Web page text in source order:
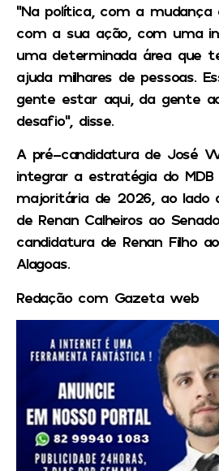
“Na política, com a mudança
com a sua ação, com uma
uma determinada área que
ajuda milhares de pessoas.
gente estar aqui, da gente
desafio”, disse.
A pré-candidatura de José
integrar a estratégia do
majoritária de 2026, ao lado
de Renan Calheiros ao
candidatura de Renan Filho
Alagoas.
Redação com Gazeta web